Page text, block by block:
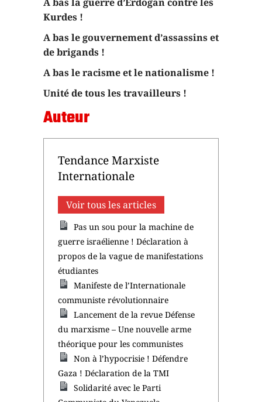
Kurdes !
A bas le gouvernement d’assassins et
de brigands !
A bas le racisme et le nationalisme !
Unité de tous les travailleurs !
Auteur
Tendance Marxiste
Internationale
Voir tous les articles
Pas un sou pour la machine de
guerre israélienne ! Déclaration à
propos de la vague de manifestations
étudiantes
Manifeste de l’Internationale
communiste révolutionnaire
Lancement de la revue Défense
du marxisme – Une nouvelle arme
théorique pour les communistes
Non à l’hypocrisie ! Défendre
Gaza ! Déclaration de la TMI
Solidarité avec le Parti